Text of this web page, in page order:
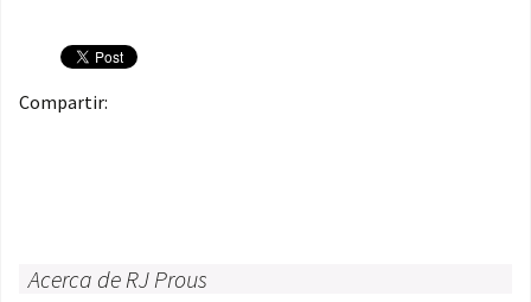
Compartir:
Acerca de RJ Prous